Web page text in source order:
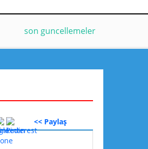
son guncellemeler
<< Paylaş